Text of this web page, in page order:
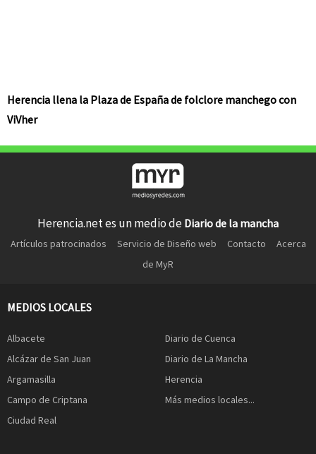
Herencia llena la Plaza de España de folclore manchego con
ViVher
Herencia.net es un medio de Diario de la mancha
Artículos patrocinados Servicio de Diseño web Contacto
Acerca
de MyR
MEDIOS LOCALES
Albacete
Alcázar de San Juan
Argamasilla
Campo de Criptana
Ciudad Real
Diario de Cuenca
Diario de La Mancha
Herencia
Más medios locales...